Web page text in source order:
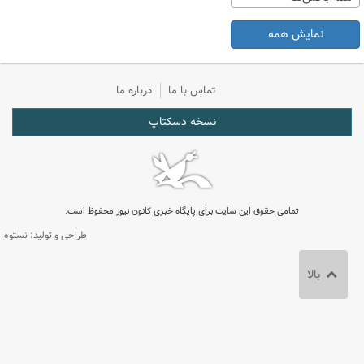
نمایش همه
تماس با ما درباره ما
نسخه دسکتاپ
تمامی حقوق این سایت برای پایگاه خبری کانون نیوز محفوظ است.
طراحی و تولید: نستوه
بالا